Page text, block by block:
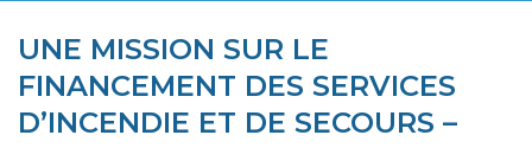
UNE MISSION SUR LE
FINANCEMENT DES SERVICES
D’INCENDIE ET DE SECOURS –